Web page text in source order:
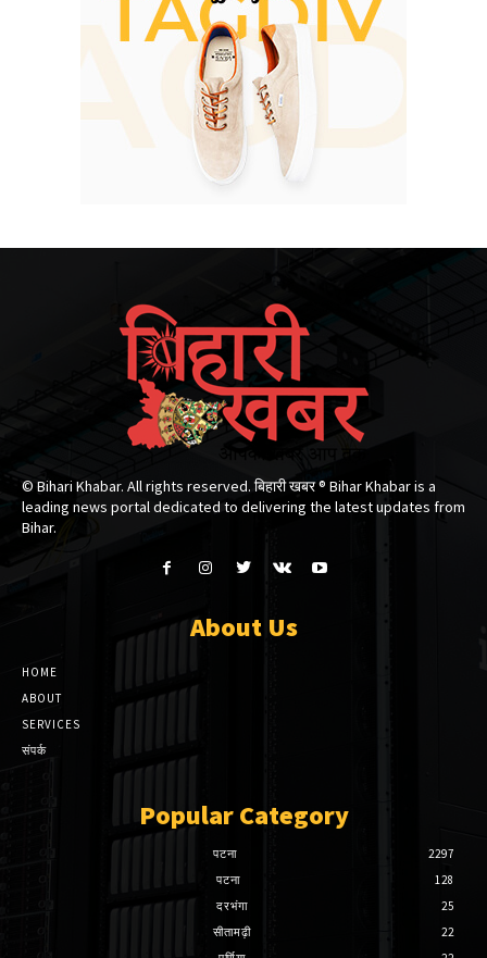
© Bihari Khabar. All rights reserved. बिहारी खबर ®​ Bihar Khabar is a
leading news portal dedicated to delivering the latest updates from
Bihar.
About Us
HOME
ABOUT
SERVICES
संपर्क
Popular Category
पटना
2297
पटना
128
दरभंगा
25
सीतामढ़ी
22